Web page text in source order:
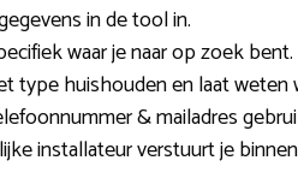
in de tool in.
waar je naar op zoek bent.
type huishouden en laat weten
& mailadres
installateur verstuurt je